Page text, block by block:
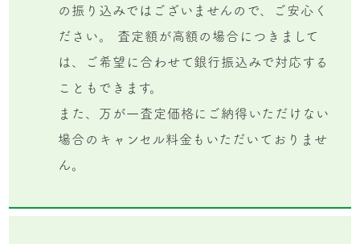
の振り込みではございませんので、ご安心く
ださい。 査定額が高額の場合につきまして
は、ご希望に合わせて銀行振込みで対応する
こともできます。
また、万が一査定価格にご納得いただけない
場合のキャンセル料金もいただいておりませ
ん。